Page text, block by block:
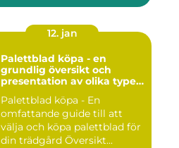
12. jan
Palettblad köpa - en
grundlig översikt och
presentation av olika typer,
historisk genomgång
Palettblad köpa - En
omfattande guide till att
välja och köpa palettblad för
din trädgård Översikt...